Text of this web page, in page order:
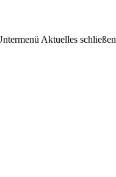
Aktuelles schließen